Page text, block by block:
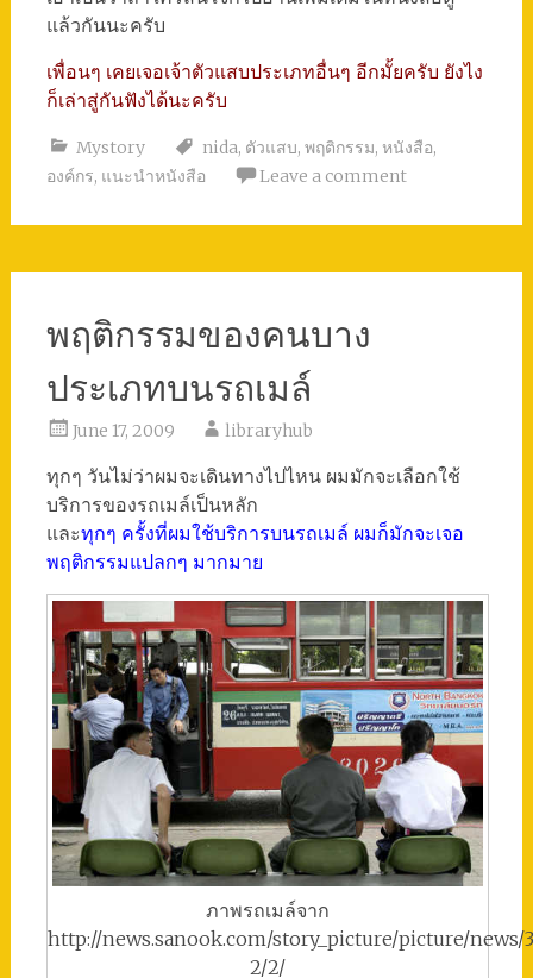
แล้วกันนะครับ
เพื่อนๆ เคยเจอเจ้าตัวแสบประเภทอื่นๆ อีกมั้ยครับ ยังไง
ก็เล่าสู่กันฟังได้นะครับ
Mystory nida, ตัวแสบ, พฤติกรรม, หนังสือ,
องค์กร, แนะนำหนังสือ Leave a comment
พฤติกรรมของคนบาง
ประเภทบนรถเมล์
June 17, 2009 libraryhub
ทุกๆ วันไม่ว่าผมจะเดินทางไปไหน ผมมักจะเลือกใช้
บริการของรถเมล์เป็นหลัก
และทุกๆ ครั้งที่ผมใช้บริการบนรถเมล์ ผมก็มักจะเจอ
พฤติกรรมแปลกๆ มากมาย
ภาพรถเมล์จาก
http://news.sanook.com/story_picture/picture/news/
2/2/